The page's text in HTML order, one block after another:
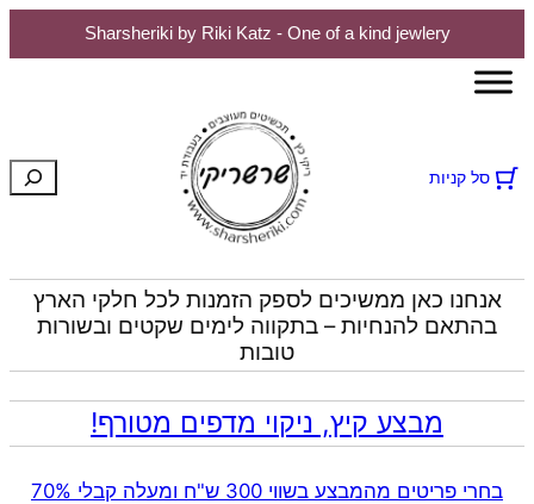
Sharsheriki by Riki Katz - One of a kind jewlery
סל קניות חיפוש
אנחנו כאן ממשיכים לספק הזמנות לכל חלקי הארץ
בהתאם להנחיות – בתקווה לימים שקטים ובשורות
טובות
מבצע קיץ, ניקוי מדפים מטורף!
בחרי פריטים מהמבצע בשווי 300 ש"ח ומעלה קבלי 70%